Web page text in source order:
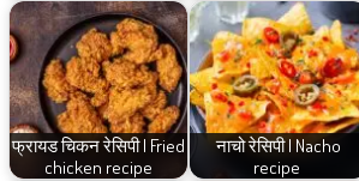
फ्रायड चिकन रेसिपी | Fried
chicken recipe
नाचो रेसिपी | Nacho
recipe